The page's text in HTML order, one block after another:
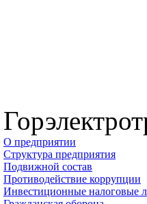
О предприятии
Структура предприятия
Подвижной состав
Противодействие коррупции
Инвестиционные налоговые